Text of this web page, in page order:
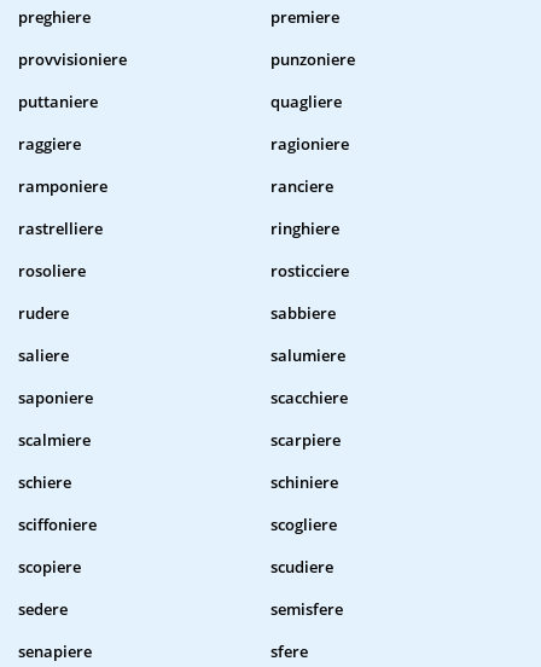
preghiere
premiere
provvisioniere
punzoniere
puttaniere
quagliere
raggiere
ragioniere
ramponiere
ranciere
rastrelliere
ringhiere
rosoliere
rosticciere
rudere
sabbiere
saliere
salumiere
saponiere
scacchiere
scalmiere
scarpiere
schiere
schiniere
sciffoniere
scogliere
scopiere
scudiere
sedere
semisfere
senapiere
sfere